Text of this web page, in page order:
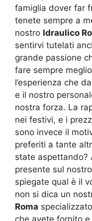
famiglia dover far
tenete sempre a
nostro Idraulico
sentirvi tutelati
grande passione
fare sempre
l’esperienza che
e il nostro
nostra forza. La
nei festivi, e i
sono invece il
preferiti a tante
state aspettando?
presente sul
spiegate qual è il
non si dica un
Roma
che avete fornito e